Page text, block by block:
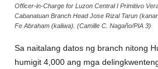
Officer-in-Charge for Luzon Central I Primitivo
Cabanatuan Branch Head Jose Rizal Tarun
Fe Abraham (kaliwa). (Camille C. Nagaño/PIA 3)
Sa naitalang datos ng branch nitong
humigit 4,000 ang mga